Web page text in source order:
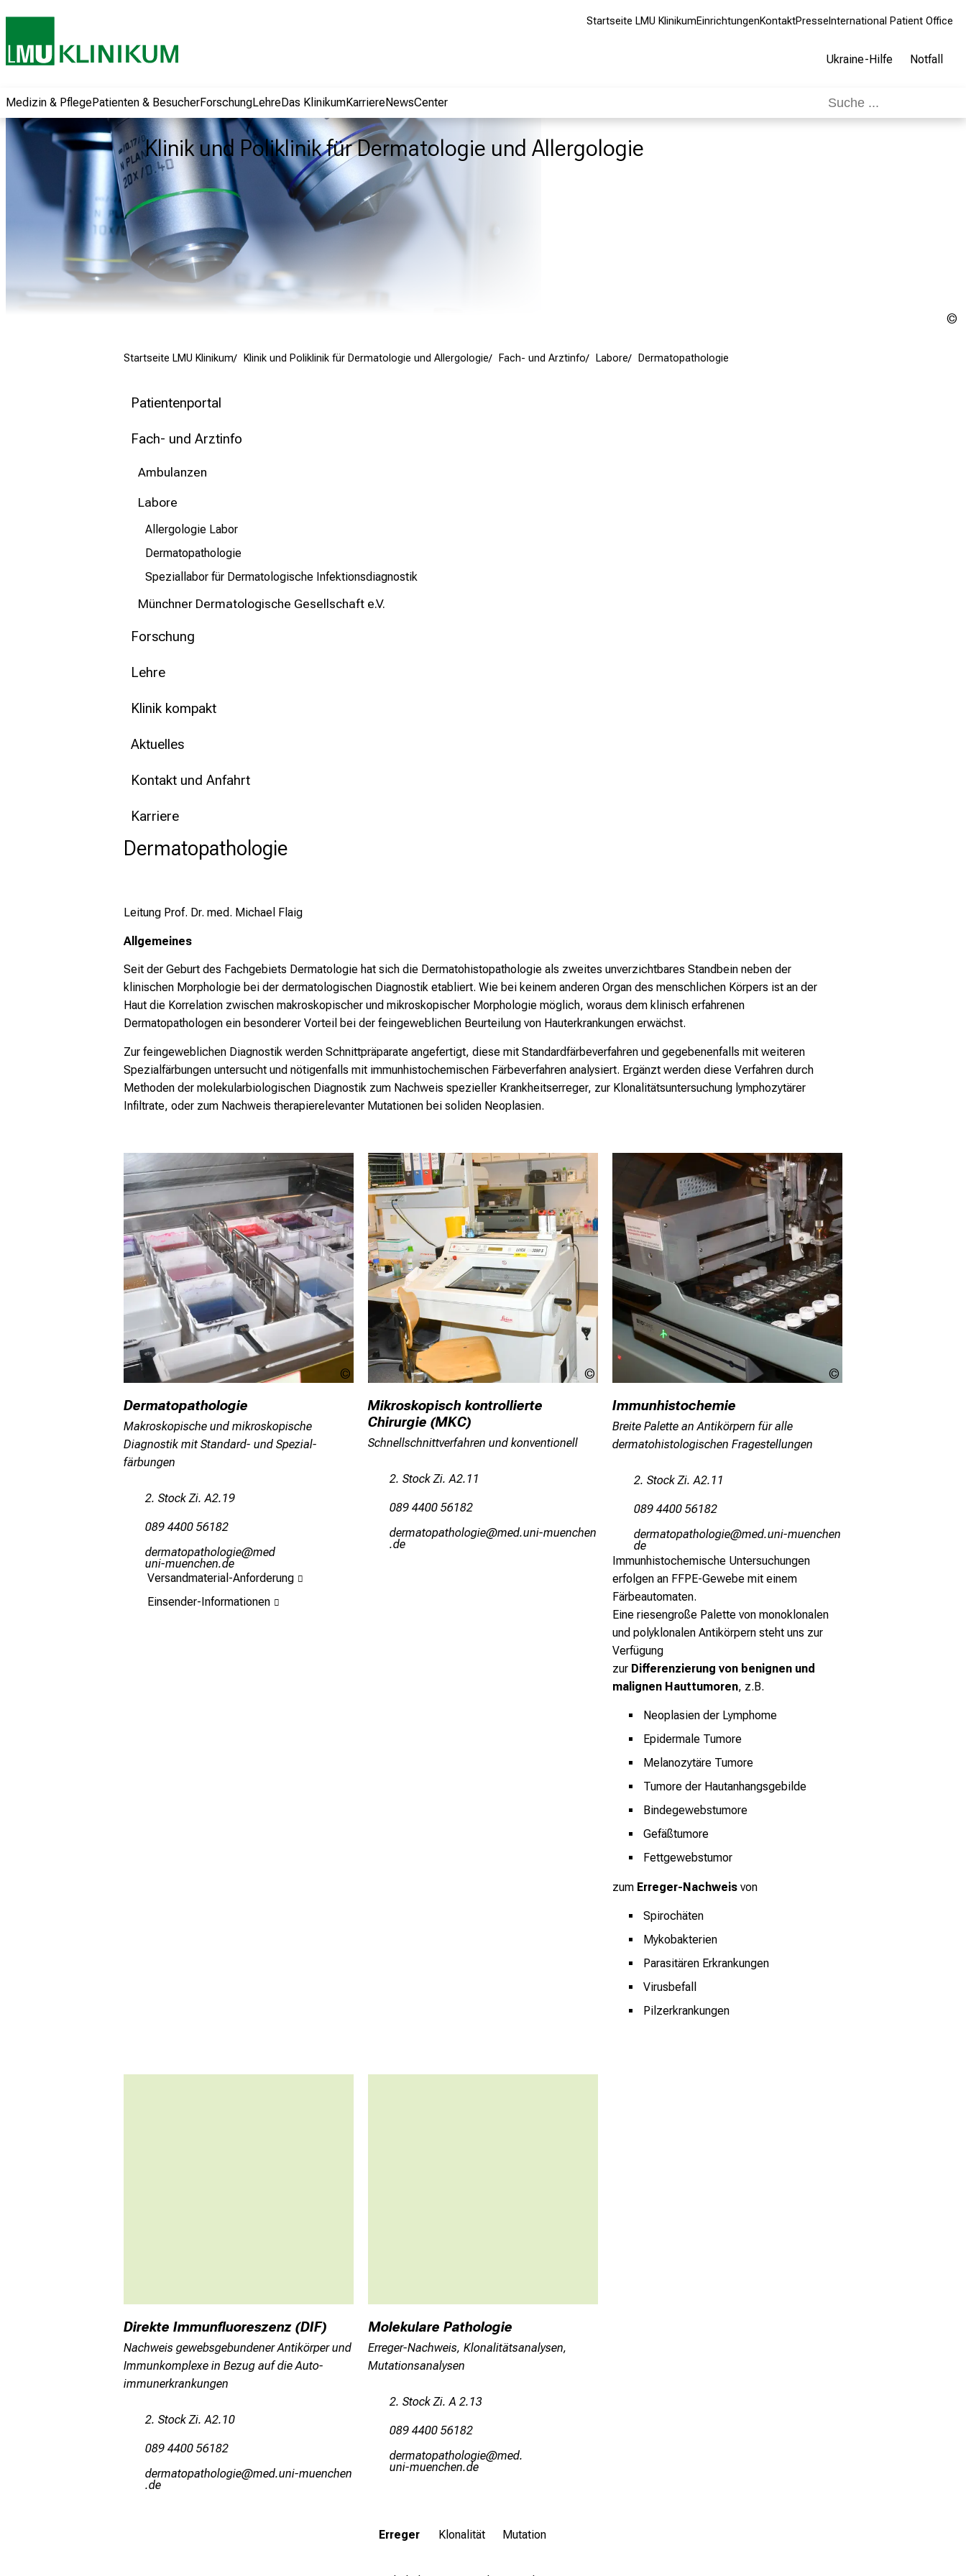
Startseite LMU KlinikumEinrichtungenKontaktPresse International Patient Office
Ukraine-Hilfe Notfall
Medizin & PflegePatienten & BesucherForschungLehreDas KlinikumKarriereNewsCenter
Klinik und Poliklinik für Dermatologie und Allergologie
Startseite LMU Klinikum Klinik und Poliklinik für Dermatologie und Allergologie Fach- und Arztinfo Labore Dermatopathologie
Patientenportal
Fach- und Arztinfo
Ambulanzen
Labore
Allergologie Labor
Dermatopathologie
Speziallabor für Dermatologische Infektionsdiagnostik
Münchner Dermatologische Gesellschaft e.V.
Forschung
Lehre
Klinik kompakt
Aktuelles
Kontakt und Anfahrt
Karriere
Dermatopathologie
Leitung Prof. Dr. med. Michael Flaig
Allgemeines
Seit der Geburt des Fachgebiets Dermatologie hat sich die Dermatohistopathologie als zweites unverzichtbares Standbein neben der
klinischen Morphologie bei der dermatologischen Diagnostik etabliert. Wie bei keinem anderen Organ des menschlichen Körpers ist an der
Haut die Korrelation zwischen makroskopischer und mikroskopischer Morphologie möglich, woraus dem klinisch erfahrenen
Dermatopathologen ein besonderer Vorteil bei der feingeweblichen Beurteilung von Hauterkrankungen erwächst.
Zur feingeweblichen Diagnostik werden Schnittpräparate angefertigt, diese mit Standardfärbeverfahren und gegebenenfalls mit weiteren
Spezialfärbungen untersucht und nötigenfalls mit immunhistochemischen Färbeverfahren analysiert. Ergänzt werden diese Verfahren durch
Methoden der molekularbiologischen Diagnostik zum Nachweis spezieller Krankheitserreger, zur Klonalitätsuntersuchung lymphozytärer
Infiltrate, oder zum Nachweis therapierelevanter Mutationen bei soliden Neoplasien.
Dermatopathologie
Makroskopische und mikroskopische
Diagnostik mit Standard- und Spezial-
färbungen
2. Stock Zi. A2.19
089 4400 56182
mipvgbüögbzüäüxli
vim
ful#vfiuyziu/mi
Versandmaterial-Anforderung
Einsender-Informationen
Mikroskopisch kontrollierte
Chirurgie (MKC)
Schnellschnittverfahren und konventionell
2. Stock Zi. A2.11
089 4400 56182
mipvg,büögbzüäüxli
vim/ful#vfiuyziun
-mi
Immunhistochemie
Breite Palette an Antikörpern für alle
dermatohistologischen Fragestellungen
2. Stock Zi. A2.11
089 4400 56182
maipvgbüögbzüäüxli
vimefulhYvfiuyziu
mi
Immunhistochemische Untersuchungen
erfolgen an FFPE-Gewebe mit einem
Färbeautomaten.
Eine riesengroße Palette von monoklonalen
und polyklonalen Antikörpern steht uns zur
Verfügung
zur Differenzierung von benignen und
malignen Hauttumoren, z.B.
Neoplasien der Lymphome
Epidermale Tumore
Melanozytäre Tumore
Tumore der Hautanhangsgebilde
Bindegewebstumore
Gefäßtumore
Fettgewebstumor
zum Erreger-Nachweis von
Spirochäten
Mykobakterien
Parasitären Erkrankungen
Virusbefall
Pilzerkrankungen
Direkte Immunfluoreszenz (DIF)
Nachweis gewebsgebundener Antikörper und
Immunkomplexe in Bezug auf die Auto-
immunerkrankungen
2. Stock Zi. A2.10
089 4400 56182
mipvgbüögbzüäüxlWia
vimsful_vfiudyziu
-mi
Molekulare Pathologie
Erreger-Nachweis, Klonalitätsanalysen,
Mutationsanalysen
2. Stock Zi. A 2.13
089 4400 56182
mipvgbüögbzüäüxli
vim-
fulhvfiuyziu/mi
Erreger Klonalität Mutation
Informationen zu
Jobs, Ausbildungen
Weiterbildungen.
Kommen Sie
vorbei, tauschen
Sie sich mit
Kollegen aus und
lassen Sie sich von
der gelebten
Pflegewissenschaft
begeistern – ganz
unverbindlich und
ohne Anmeldung.